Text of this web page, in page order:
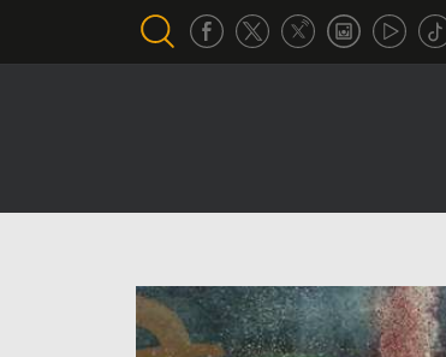
تحقيق في الجول
تقرير في الجول